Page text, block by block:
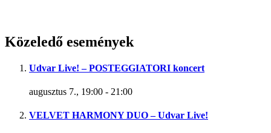
Közeledő események
Udvar Live! – POSTEGGIATORI koncert
augusztus 7., 19:00 - 21:00
VELVET HARMONY DUO – Udvar Live!